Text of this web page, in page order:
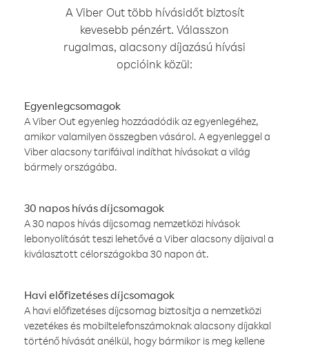
A Viber Out több hívásidőt biztosít
kevesebb pénzért. Válasszon
rugalmas, alacsony díjazású hívási
opcióink közül:
Egyenlegcsomagok
A Viber Out egyenleg hozzáadódik az egyenlegéhez,
amikor valamilyen összegben vásárol. A egyenleggel a
Viber alacsony tarifáival indíthat hívásokat a világ
bármely országába.
30 napos hívás díjcsomagok
A 30 napos hívás díjcsomag nemzetközi hívások
lebonyolítását teszi lehetővé a Viber alacsony díjaival a
kiválasztott célországokba 30 napon át.
Havi előfizetéses díjcsomagok
A havi előfizetéses díjcsomag biztosítja a nemzetközi
vezetékes és mobiltelefonszámoknak alacsony díjakkal
történő hívását anélkül, hogy bármikor is meg kellene